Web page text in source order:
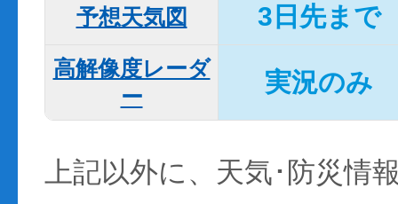
予想天気図 3日先まで
高解像度レーダ
ー
実況のみ
上記以外に、天気･防災情